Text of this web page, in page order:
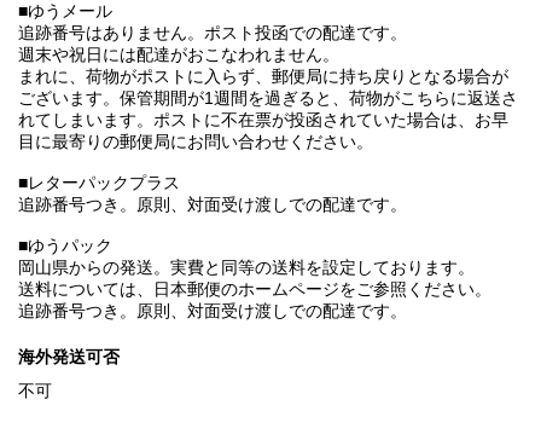
■ゆうメール
追跡番号はありません。ポスト投函での配達です。
週末や祝日には配達がおこなわれません。
まれに、荷物がポストに入らず、郵便局に持ち戻りとなる場合が
ございます。保管期間が1週間を過ぎると、荷物がこちらに返送さ
れてしまいます。ポストに不在票が投函されていた場合は、お早
目に最寄りの郵便局にお問い合わせください。
■レターパックプラス
追跡番号つき。原則、対面受け渡しでの配達です。
■ゆうパック
岡山県からの発送。実費と同等の送料を設定しております。
送料については、日本郵便のホームページをご参照ください。
追跡番号つき。原則、対面受け渡しでの配達です。
海外発送可否
不可